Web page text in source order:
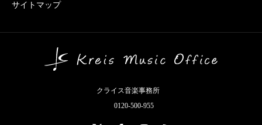
サイトマップ
クライス音楽事務所
0120-500-955
InstagramRSS